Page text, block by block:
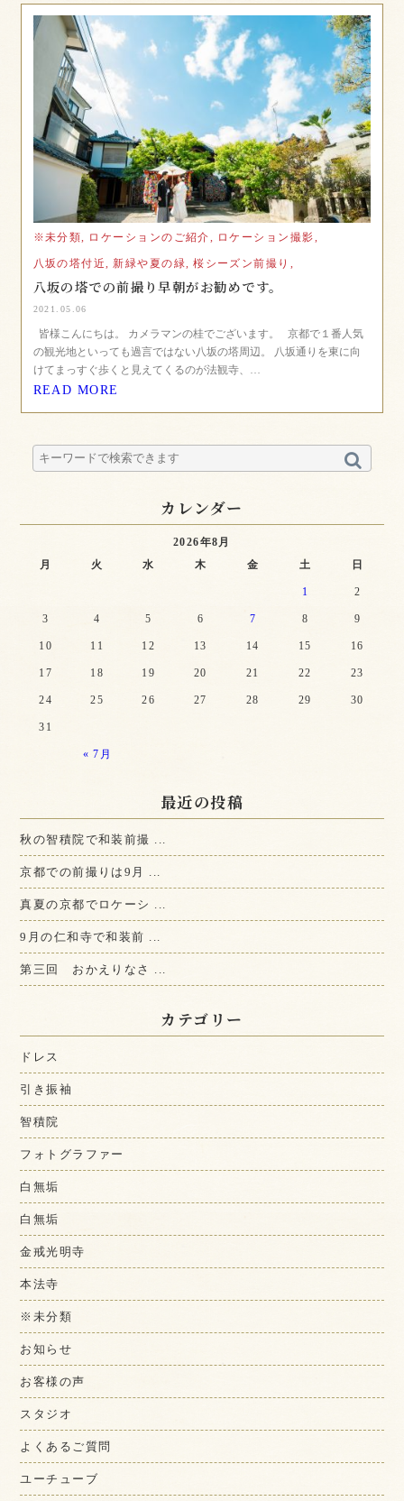
※未分類, ロケーションのご紹介, ロケーション撮影,
八坂の塔付近, 新緑や夏の緑, 桜シーズン前撮り,
八坂の塔での前撮り早朝がお勧めです。
2021.05.06
皆様こんにちは。 カメラマンの桂でございます。 京都で１番人気
の観光地といっても過言ではない八坂の塔周辺。 八坂通りを東に向
けてまっすぐ歩くと見えてくるのが法観寺、…
READ MORE
カレンダー
2026年8月
月
火 水 木 金 土 日
« 7月
1 2
3 4 5 6 7 8 9
10 11 12 13 14 15 16
17 18 19 20 21 22 23
24 25 26 27 28 29 30
31
最近の投稿
秋の智積院で和装前撮 ...
京都での前撮りは9月 ...
真夏の京都でロケーシ ...
9月の仁和寺で和装前 ...
第三回 おかえりなさ ...
カテゴリー
ドレス
引き振袖
智積院
フォトグラファー
白無垢
白無垢
金戒光明寺
本法寺
※未分類
お知らせ
お客様の声
スタジオ
よくあるご質問
ユーチューブ